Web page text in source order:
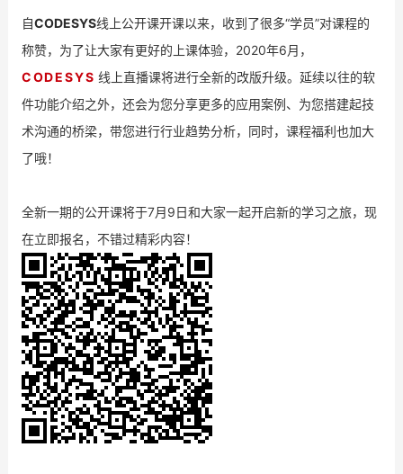
自CODESYS线上公开课开课以来，收到了很多“学员”对课程的
称赞， 为了让大家有更好的上课体验，2020年6月，
CODESYS 线上直播课将进行全新的改版升级。延续以往的软
件功能介绍之外，还会为您分享更多的应用案例、为您搭建起技
术沟通的桥梁，带您进行行业趋势分析，同时，课程福利也加大
了哦！
全新一期的公开课将于7月9日和大家一起开启新的学习之旅，现
在立即报名，不错过精彩内容！